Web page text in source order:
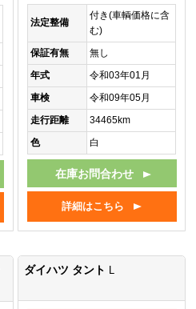
法定整備
付き(車輌価格に含
む)
保証有無
無し
年式
令和03年01月
車検
令和09年05月
走行距離
34465km
色
白
在庫お問合わせ
詳細はこちら
ダイハツ タント L